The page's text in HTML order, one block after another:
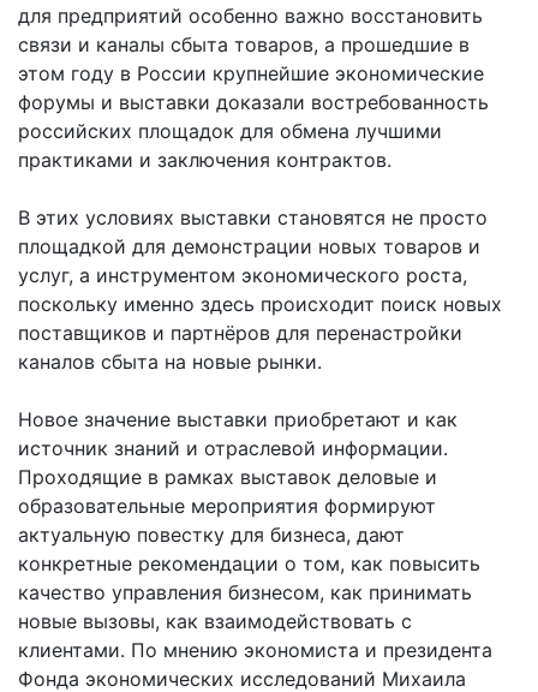
для предприятий особенно важно восстановить
связи и каналы сбыта товаров, а прошедшие в
этом году в России крупнейшие экономические
форумы и выставки доказали востребованность
российских площадок для обмена лучшими
практиками и заключения контрактов.
В этих условиях выставки становятся не просто
площадкой для демонстрации новых товаров и
услуг, а инструментом экономического роста,
поскольку именно здесь происходит поиск новых
поставщиков и партнёров для перенастройки
каналов сбыта на новые рынки.
Новое значение выставки приобретают и как
источник знаний и отраслевой информации.
Проходящие в рамках выставок деловые и
образовательные мероприятия формируют
актуальную повестку для бизнеса, дают
конкретные рекомендации о том, как повысить
качество управления бизнесом, как принимать
новые вызовы, как взаимодействовать с
клиентами. По мнению экономиста и президента
Фонда экономических исследований Михаила